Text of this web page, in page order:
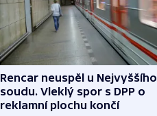
Rencar neuspěl u Nejvyššího
soudu. Vleklý spor s DPP o
reklamní plochu končí